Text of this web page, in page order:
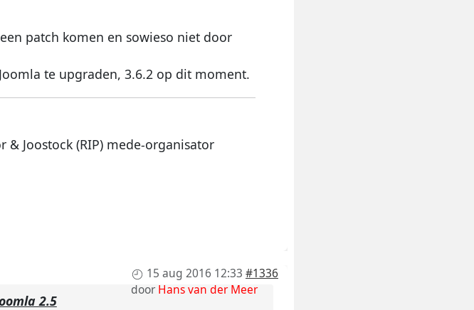
patch komen en sowieso niet door
te upgraden, 3.6.2 op dit moment.
& Joostock (RIP) mede-organisator
15 aug 2016 12:33 #1336
doorHans van der Meer
2.5